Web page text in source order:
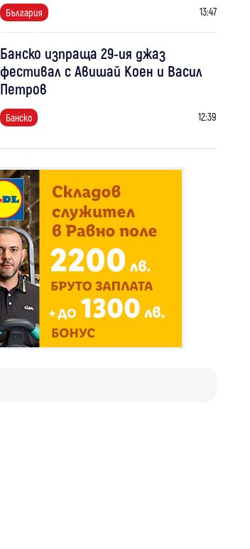
България 13:47
Банско изпраща 29-ия джаз
фестивал с Авишай Коен и Васил
Петров
Банско 12:39